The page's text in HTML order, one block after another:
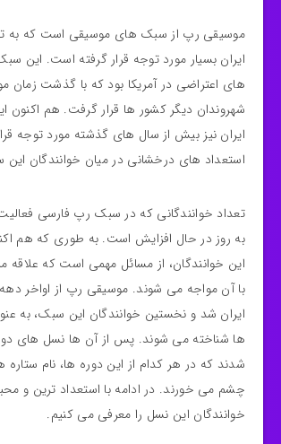
موسیقی رپ از سبک های موسیقی است که به
ایران بسیار مورد توجه قرار گرفته است. این
های اعتراضی در آمریکا بود که با گذشت زمان
شهروندان دیگر کشور ها قرار گرفت. هم اکنون
ایران نیز بیش از سال های گذشته مورد توجه
استعداد های درخشانی در میان خوانندگان این
تعداد خوانندگانی که در سبک رپ فارسی
به روز در حال افزایش است. به طوری که هم
این خوانندگان، از مسائل مهمی است که
ایران شد و نخستین خوانندگان این سبک، به
ها شناخته می شوند. پس از آن ها نسل های
شدند که در هر کدام از این دوره ها، نام
چشم می خورند. در ادامه با استعداد ترین و
خوانندگان این نسل را معرفی می کنیم.